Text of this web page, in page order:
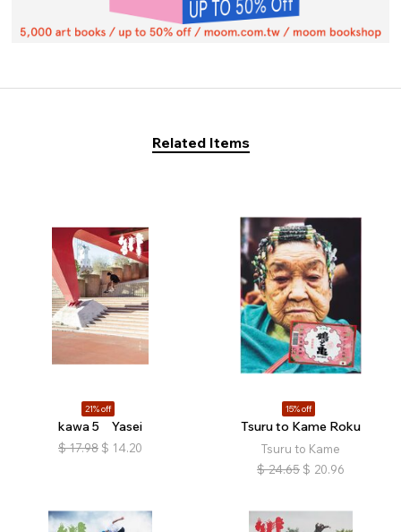
Related Items
21% off
kawa 5 Yasei
$ 17.98 $ 14.20
15% off
Tsuru to Kame Roku
Tsuru to Kame
$ 24.65 $ 20.96